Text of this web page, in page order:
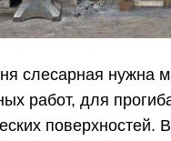
слесарная нужна
работ, для
поверхностей.